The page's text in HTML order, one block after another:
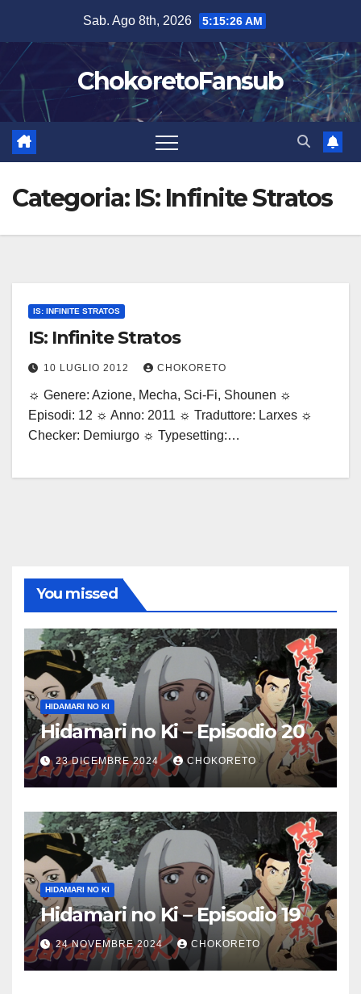
contenuto
Sab. Ago 8th, 2026 5:15:27 AM
ChokoretoFansub
Categoria: IS: Infinite Stratos
IS: INFINITE STRATOS
IS: Infinite Stratos
10 LUGLIO 2012 CHOKORETO
☼ Genere: Azione, Mecha, Sci-Fi, Shounen ☼
Episodi: 12 ☼ Anno: 2011 ☼ Traduttore: Larxes ☼
Checker: Demiurgo ☼ Typesetting:…
You missed
HIDAMARI NO KI
Hidamari no Ki – Episodio 20
23 DICEMBRE 2024 CHOKORETO
HIDAMARI NO KI
Hidamari no Ki – Episodio 19
24 NOVEMBRE 2024 CHOKORETO